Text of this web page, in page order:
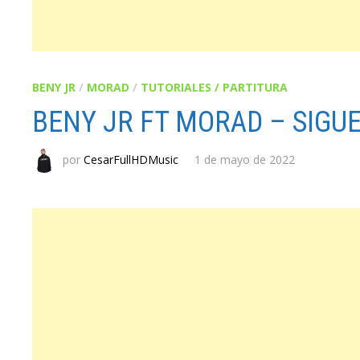
BENY JR / MORAD / TUTORIALES / PARTITURA
BENY JR FT MORAD –
porCesarFullHDMusic 1 de mayo de 2022